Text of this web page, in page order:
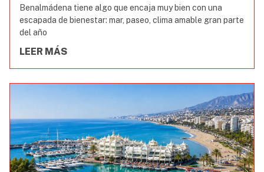
Benalmádena tiene algo que encaja muy bien con una
escapada de bienestar: mar, paseo, clima amable gran parte
del año
LEER MÁS